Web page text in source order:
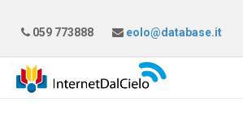
059 773888 eolo@database.it